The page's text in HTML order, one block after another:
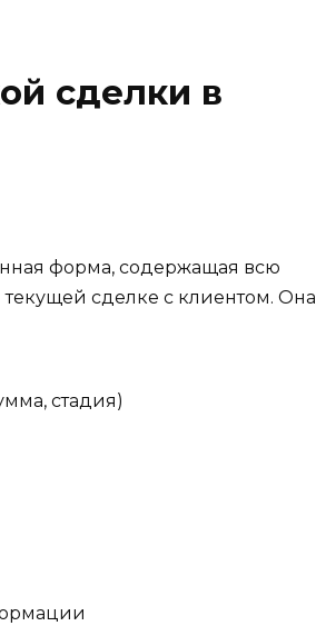
сделки в
форма, содержащая всю
сделке с клиентом. Она
стадия)